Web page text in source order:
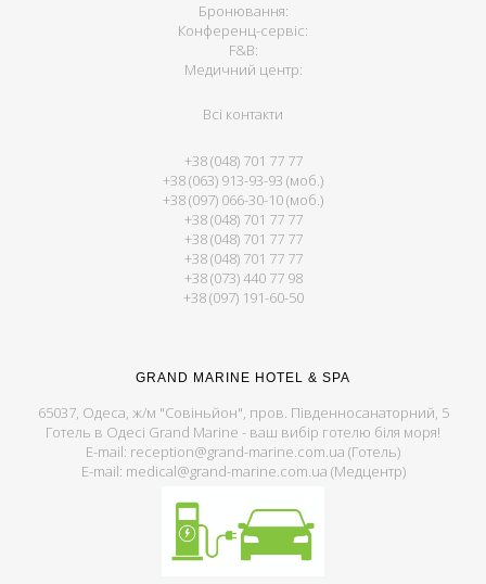
Бронювання:
Конференц-сервіс:
F&B:
Медичний центр:
Всі контакти
+38 (048) 701 77 77
+38 (063) 913-93-93 (моб.)
+38 (097) 066-30-10 (моб.)
+38 (048) 701 77 77
+38 (048) 701 77 77
+38 (048) 701 77 77
+38 (073) 440 77 98
+38 (097) 191-60-50
GRAND MARINE HOTEL & SPA
65037, Одеса, ж/м "Совіньйон", пров. Південносанаторний, 5
Готель в Одесі Grand Marine - ваш вибір готелю біля моря!
E-mail: reception@grand-marine.com.ua (Готель)
E-mail: medical@grand-marine.com.ua (Медцентр)